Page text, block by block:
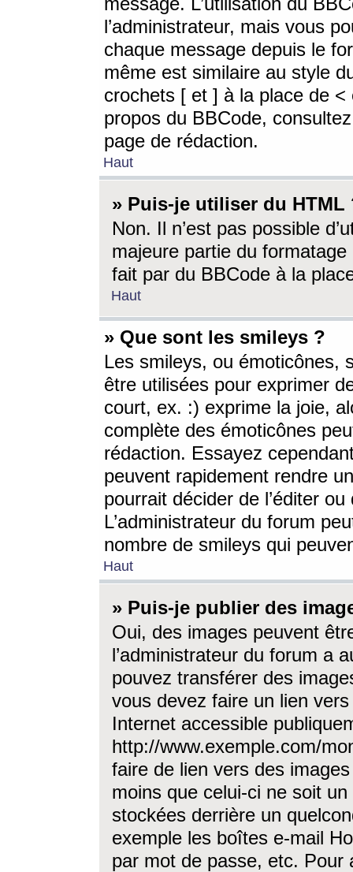
l’administrateur, mais vous
chaque message depuis le
même est similaire au style
crochets [ et ] à la place de <
propos du BBCode,
page de rédaction.
Haut
» Puis-je utiliser du HTML
Non. Il n’est pas possible
majeure partie du
fait par du BBCode à la
Haut
» Que sont les smileys ?
Les smileys, ou émoticônes,
être utilisées pour exprimer
court, ex. :) exprime la joie,
complète des émoticônes
rédaction. Essayez
peuvent rapidement rendre
pourrait décider de l’éditer
L’administrateur du forum
nombre de smileys qui
Haut
» Puis-je publier des
Oui, des images peuvent
l’administrateur du forum a
pouvez transférer des
vous devez faire un lien
Internet accessible
http://www.exemple.com/
faire de lien vers des
moins que celui-ci ne soit
stockées derrière un
exemple les boîtes e-mail
par mot de passe, etc. Pour